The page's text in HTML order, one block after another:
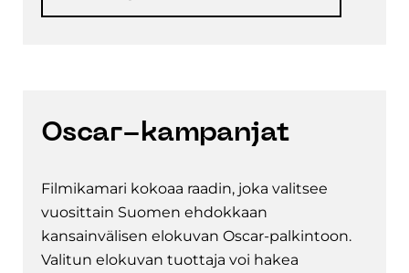
Oscar-kampanjat
Filmikamari kokoaa raadin, joka valitsee
vuosittain Suomen ehdokkaan
kansainvälisen elokuvan Oscar-palkintoon.
Valitun elokuvan tuottaja voi hakea